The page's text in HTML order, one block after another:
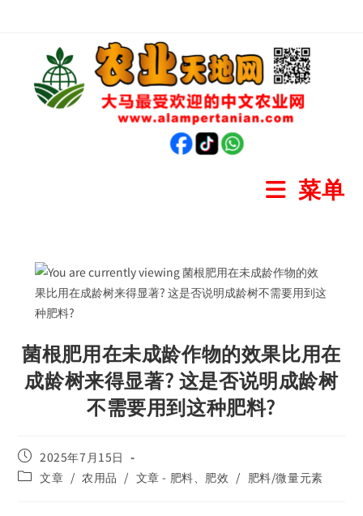
菜单
菌根肥用在未成龄作物的效果比用在
成龄树来得显著? 这是否说明成龄树
不需要用到这种肥料?
2025年7月15日
文章 / 农用品 / 文章 - 肥料、肥效 / 肥料/微量元素